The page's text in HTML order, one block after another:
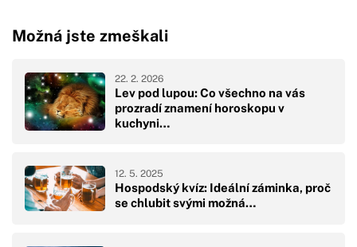
Možná jste zmeškali
Lev pod lupou: Co všechno na vás
prozradí znamení horoskopu v
kuchyni…
22. 2. 2026
Hospodský kvíz: Ideální záminka, proč
se chlubit svými možná…
12. 5. 2025